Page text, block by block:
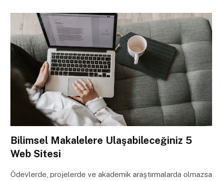
Bilimsel Makalelere Ulaşabileceğiniz 5
Web Sitesi
Ödevlerde, projelerde ve akademik araştırmalarda olmazsa